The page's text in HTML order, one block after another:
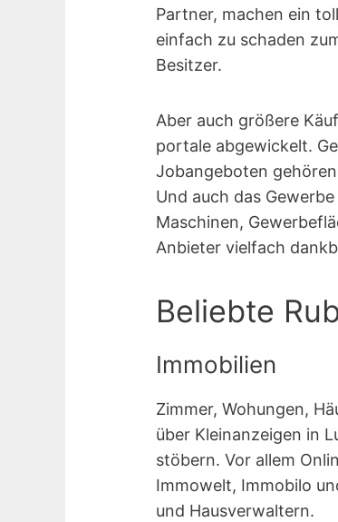
Partner, machen ein
einfach zu schaden
Besitzer.
Aber auch größere
portale abgewickelt.
Jobangeboten
Und auch das
Maschinen,
Anbieter vielfach
Beliebte
Immobilien
Zimmer, Wohungen,
über Kleinanzeigen in
stöbern. Vor allem
Immowelt, Immobilo
und Hausverwaltern.